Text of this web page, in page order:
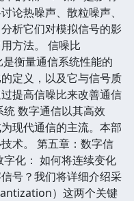
论热噪声、散粒噪声、
析它们对模拟信号的影
方法。 信噪比
是衡量通信系统性能的
定义，以及它与信号质
提高信噪比来改善通信
数字通信以其高效
现代通信的主流。本部
术。 第五章：数字信
化： 如何将连续变化
号？我们将详细介绍采
）这两个关键